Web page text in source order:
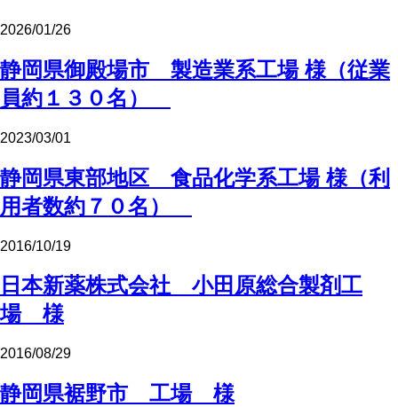
2026/01/26
静岡県御殿場市 製造業系工場 様（従業
員約１３０名）
2023/03/01
静岡県東部地区 食品化学系工場 様（利
用者数約７０名）
2016/10/19
日本新薬株式会社 小田原総合製剤工
場 様
2016/08/29
静岡県裾野市 工場 様